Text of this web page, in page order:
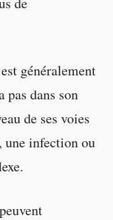
généralement
pas dans son
de ses voies
une infection ou